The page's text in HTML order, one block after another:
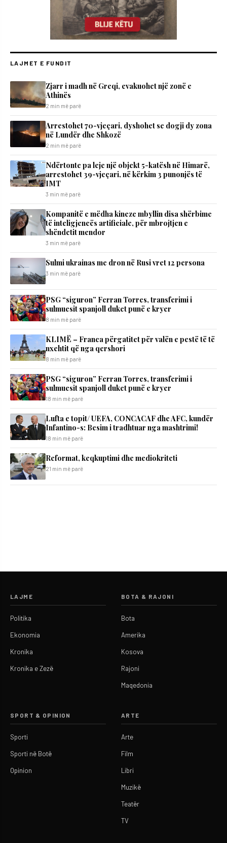
LAJMET E FUNDIT
Zjarr i madh në Greqi, evakuohet një zonë e
Athinës
2 min më parë
Arrestohet 70-vjeçari, dyshohet se dogji dy zona
në Lundër dhe Shkozë
2 min më parë
Ndërtonte pa leje një objekt 5-katësh në Himarë,
arrestohet 39-vjeçari, në kërkim 3 punonjës të
IMT
3 min më parë
Kompanitë e mëdha kineze mbyllin disa shërbime
të inteligjencës artificiale, për mbrojtjen e
shëndetit mendor
3 min më parë
Sulmi ukrainas me dron në Rusi vret 12 persona
3 min më parë
PSG “siguron” Ferran Torres, transferimi i
sulmuesit spanjoll duket punë e kryer
8 min më parë
KLIMË – Franca përgatitet për valën e pestë të të
nxehtit që nga qershori
8 min më parë
PSG “siguron” Ferran Torres, transferimi i
sulmuesit spanjoll duket punë e kryer
18 min më parë
Lufta e topit/ UEFA, CONCACAF dhe AFC, kundër
Infantino-s: Besim i tradhtuar nga mashtrimi!
18 min më parë
Reformat, keqkuptimi dhe mediokriteti
21 min më parë
LAJME
Politika
Ekonomia
Kronika
Kronika e Zezë
BOTA & RAJONI
Bota
Amerika
Kosova
Rajoni
Maqedonia
SPORT & OPINION
Sporti
Sporti në Botë
Opinion
ARTE
Arte
Film
Libri
Muzikë
Teatër
TV